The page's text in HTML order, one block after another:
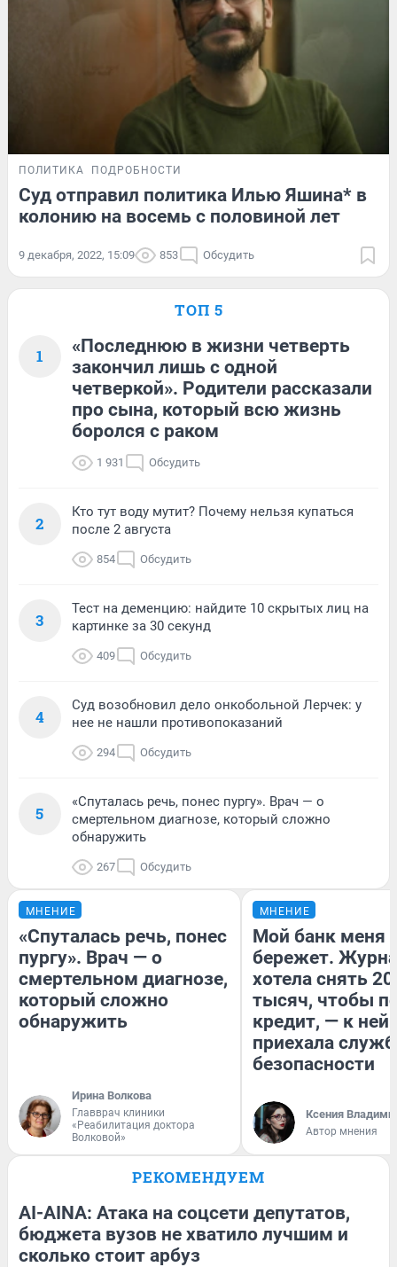
ПОЛИТИКА ПОДРОБНОСТИ
Суд отправил политика Илью Яшина* в
колонию на восемь с половиной лет
9 декабря, 2022, 15:09 853 Обсудить
ТОП 5
1
«Последнюю в жизни четверть
закончил лишь с одной
четверкой». Родители рассказали
про сына, который всю жизнь
боролся с раком
1 931 Обсудить
2
Кто тут воду мутит? Почему нельзя купаться
после 2 августа
854 Обсудить
3
Тест на деменцию: найдите 10 скрытых лиц на
картинке за 30 секунд
409 Обсудить
4
Суд возобновил дело онкобольной Лерчек: у
нее не нашли противопоказаний
294 Обсудить
5
«Спуталась речь, понес пургу». Врач — о
смертельном диагнозе, который сложно
обнаружить
267 Обсудить
МНЕНИЕ
«Спуталась речь, понес
пургу». Врач — о
смертельном диагнозе,
который сложно
обнаружить
Ирина Волкова
Главврач клиники
«Реабилитация доктора
Волковой»
МНЕНИЕ
Мой банк меня
бережет.
хотела снять
тысяч, чтобы
кредит, — к
приехала
безопасности
Ксения
Автор мнения
РЕКОМЕНДУЕМ
AI-AINA: Атака на соцсети депутатов,
бюджета вузов не хватило лучшим и
сколько стоит арбуз